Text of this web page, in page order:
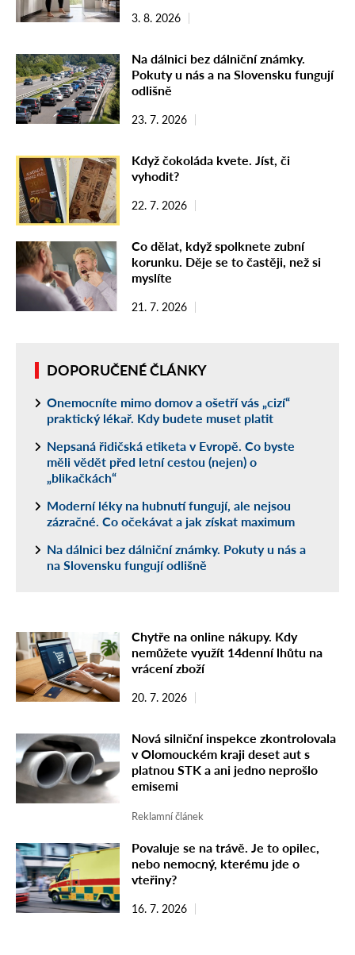
3. 8. 2026
Na dálnici bez dálniční známky.
Pokuty u nás a na Slovensku fungují
odlišně
23. 7. 2026
Když čokoláda kvete. Jíst, či
vyhodit?
22. 7. 2026
Co dělat, když spolknete zubní
korunku. Děje se to častěji, než si
myslíte
21. 7. 2026
DOPORUČENÉ ČLÁNKY
Onemocníte mimo domov a ošetří vás „cizí“
praktický lékař. Kdy budete muset platit
Nepsaná řidičská etiketa v Evropě. Co byste
měli vědět před letní cestou (nejen) o
„blikačkách“
Moderní léky na hubnutí fungují, ale nejsou
zázračné. Co očekávat a jak získat maximum
Na dálnici bez dálniční známky. Pokuty u nás a
na Slovensku fungují odlišně
Chytře na online nákupy. Kdy
nemůžete využít 14denní lhůtu na
vrácení zboží
20. 7. 2026
Nová silniční inspekce zkontrolovala
v Olomouckém kraji deset aut s
platnou STK a ani jedno neprošlo
emisemi
Reklamní článek
Povaluje se na trávě. Je to opilec,
nebo nemocný, kterému jde o
vteřiny?
16. 7. 2026